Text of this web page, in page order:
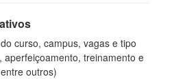
curso, campus, vagas e tipo
aperfeiçoamento, treinamento e
outros)